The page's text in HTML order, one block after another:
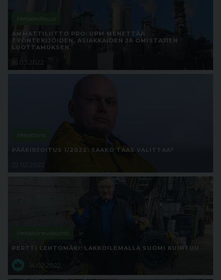
Metsäteollisuus
AMMATTILIITTO PRO: UPM MENETTÄÄ
TYÖNTEKIJÖIDEN, ASIAKKAIDEN JA OMISTAJIEN
LUOTTAMUKSEN
16.03.2022
Metsätrans
PÄÄKIRJOITUS 1/2022: SAAKO TAAS VALITTAA?
Metsäkoneurakointi
PERTTI LEHTOMÄKI: LAKKOILEMALLA SUOMI KUIHTUU
14.02.2022